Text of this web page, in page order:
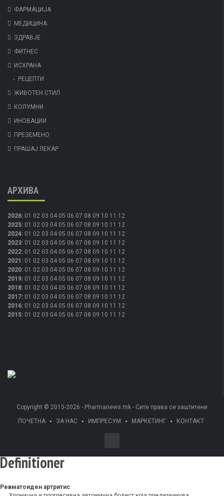
ФАРМАЦИЈА
МЕДИЦИНА
ЗДРАВЈЕ
ФИТНЕС
ИСХРАНА
РЕЦЕПТИ
ЖИВОТЕН СТИЛ
КОЛУМНИ
ИНОВАЦИИ
ПРЕЗЕМЕНО
ПРАШАЈ ЛЕКАР
АРХИВА
2026: 01 02 03 04 05 06 07 08 09 10 11 12
2025: 01 02 03 04 05 06 07 08 09 10 11 12
2024: 01 02 03 04 05 06 07 08 09 10 11 12
2023: 01 02 03 04 05 06 07 08 09 10 11 12
2022: 01 02 03 04 05 06 07 08 09 10 11 12
2021 : 01 02 03 04 05 06 07 08 09 10 11 12
2020: 01 02 03 04 05 06 07 08 09 10 11 12
2019: 01 02 03 04 05 06 07 08 09 10 11 12
2018: 01 02 03 04 05 06 07 08 09 10 11 12
2017: 01 02 03 04 05 06 07 08 09 10 11 12
2016: 01 02 03 04 05 06 07 08 09 10 11 12
2015: 01 02 03 04 05 06 07 08 09 10 11 12
Copyright © 2015-2026 - Pharmanews.mk - Сите права се заштитени
ПОЧЕТНА
ЗА НАС ИМПРЕСУМ МАРКЕТИНГ КОНТАКТ
Definitioner
Ревматоиден артритис